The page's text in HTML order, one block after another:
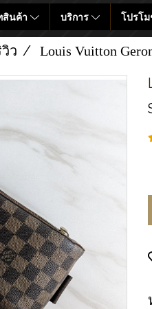
สินค้า บริการ โปรโ
ว Louis Vuitton